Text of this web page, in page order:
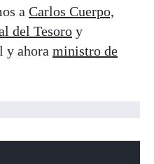
a Carlos Cuerpo,
del Tesoro y
y ahora ministro de